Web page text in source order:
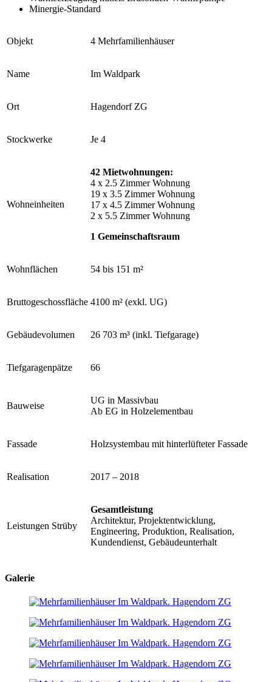
Minergie-Standard
Objekt 4 Mehrfamilienhäuser
Name Im Waldpark
Ort Hagendorf ZG
Stockwerke Je 4
Wohneinheiten
42 Mietwohnungen:
4 x 2.5 Zimmer Wohnung
19 x 3.5 Zimmer Wohnung
17 x 4.5 Zimmer Wohnung
2 x 5.5 Zimmer Wohnung
1 Gemeinschaftsraum
Wohnflächen 54 bis 151 m²
Bruttogeschossfläche 4100 m² (exkl. UG)
Gebäudevolumen 26 703 m³ (inkl. Tiefgarage)
Tiefgaragenpätze 66
Bauweise
UG in Massivbau
Ab EG in Holzelementbau
Fassade Holzsystembau mit hinterlüfteter Fassade
Realisation 2017 – 2018
Leistungen Strüby
Gesamtleistung
Architektur, Projektentwicklung,
Engineering, Produktion, Realisation,
Kundendienst, Gebäudeunterhalt
Galerie